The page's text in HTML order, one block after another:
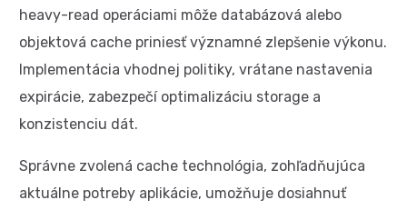
heavy-read operáciami môže databázová alebo
objektová cache priniesť významné zlepšenie výkonu.
Implementácia vhodnej politiky, vrátane nastavenia
expirácie, zabezpečí optimalizáciu storage a
konzistenciu dát.
Správne zvolená cache technológia, zohľadňujúca
aktuálne potreby aplikácie, umožňuje dosiahnuť